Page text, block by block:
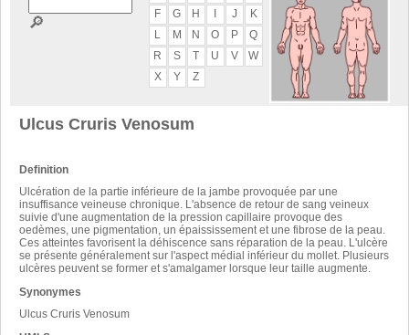
🔎
F
G H J
K
L
M N O P
Q
R
S T U V
W
X
Y Z
Ulcus Cruris Venosum
Definition
Ulcération de la partie inférieure de la jambe provoquée par une
insuffisance veineuse chronique. L'absence de retour de sang veineux
suivie d'une augmentation de la pression capillaire provoque des
oedèmes, une pigmentation, un épaississement et une fibrose de la peau.
Ces atteintes favorisent la déhiscence sans réparation de la peau. L'ulcère
se présente généralement sur l'aspect médial inférieur du mollet. Plusieurs
ulcères peuvent se former et s'amalgamer lorsque leur taille augmente.
Synonymes
Ulcus Cruris Venosum